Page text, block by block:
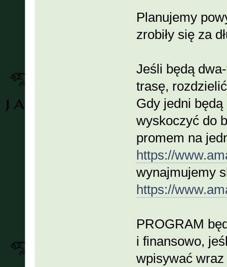
Planujemy
zrobiły się za
Jeśli będą
trasę,
Gdy jedni
wyskoczyć do
promem na
https://
wynajmujemy
https://
PROGRAM
i finansowo,
wpisywać